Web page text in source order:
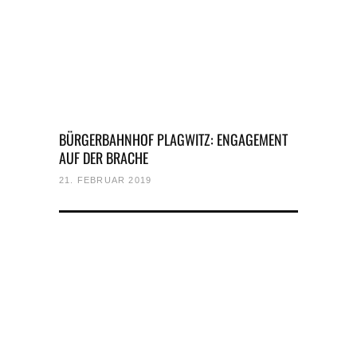
BÜRGERBAHNHOF PLAGWITZ: ENGAGEMENT
AUF DER BRACHE
21. FEBRUAR 2019